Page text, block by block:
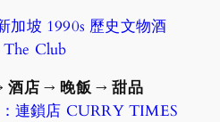
加坡 1990s 歷史文物酒
The Club
酒店 → 晚飯 → 甜品
連鎖店 CURRY TIMES